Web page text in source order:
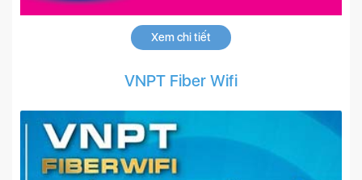
Xem chi tiết
VNPT Fiber Wifi